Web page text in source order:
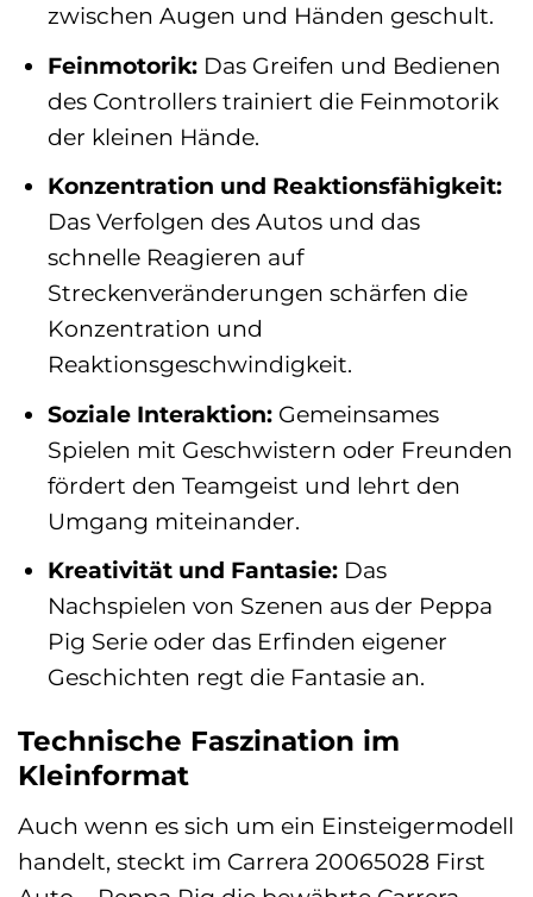
zwischen Augen und Händen geschult.
Feinmotorik:Das Greifen und Bedienen
des Controllers trainiert die Feinmotorik
der kleinen Hände.
Konzentration und Reaktionsfähigkeit:
Das Verfolgen des Autos und das
schnelle Reagieren auf
Streckenveränderungen schärfen die
Konzentration und
Reaktionsgeschwindigkeit.
Soziale Interaktion:Gemeinsames
Spielen mit Geschwistern oder Freunden
fördert den Teamgeist und lehrt den
Umgang miteinander.
Kreativität und Fantasie:Das
Nachspielen von Szenen aus der Peppa
Pig Serie oder das Erfinden eigener
Geschichten regt die Fantasie an.
Technische Faszination im
Kleinformat
Auch wenn es sich um ein Einsteigermodell
handelt, steckt im Carrera 20065028 First